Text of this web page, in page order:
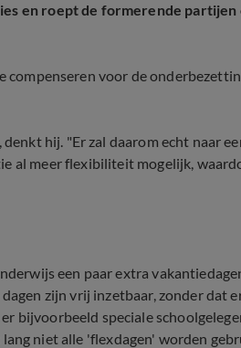
en roept de formerende partijen
compenseren voor de
hij. "Er zal daarom echt naar
al meer flexibiliteit mogelijk,
een paar extra
zijn vrij inzetbaar, zonder dat
bijvoorbeeld speciale
niet alle 'flexdagen' worden